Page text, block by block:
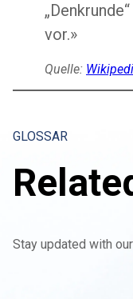
vor.»
Quelle:
GLOSSAR
Stay updated with